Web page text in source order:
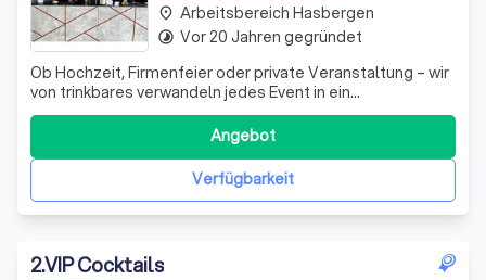
Ob Hochzeit, Firmenfeier oder private Veranstaltung – wir
von trinkbares verwandeln jedes Event in ein
unvergessliches Erlebnis. Mit unseren mobilen
Cocktailbars und erstklassigen Barkeepern bringen wir
nicht nur Drinks, sondern auch eine Atmosphäre voller
Genuss und Freude direkt zu euch. Unsere Le
Verfügbarkeit
Angebot
place Arbeitsbereich Hasbergen
timelapse Vor 20 Jahren gegründet
2.VIP Cocktails